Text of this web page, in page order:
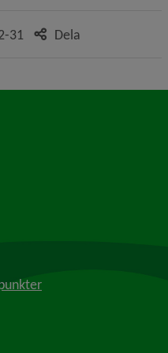
31 Dela
webbplats, öppnas i nytt